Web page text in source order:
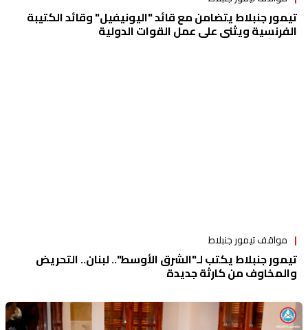
تيمور جنبلاط يتضامن مع قائد "اليونيفيل" وقائد الكتيبة
الفرنسية ويثني على عمل القوات الدولية
مواقف تيمور جنبلاط
تيمور جنبلاط يكتب لـ"الشرق الأوسط".. لبنان.. التحريض
والمخاوف من كارثة جديدة